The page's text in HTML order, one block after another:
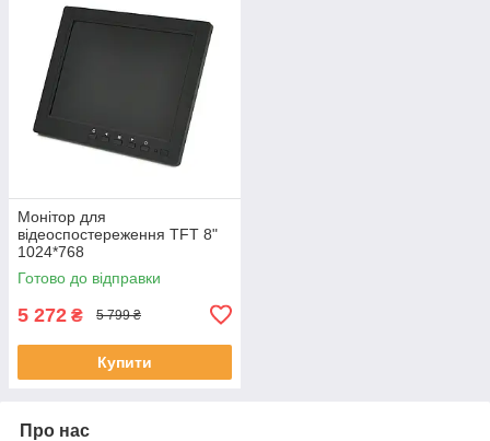
Монітор для
відеоспостереження TFT 8"
1024*768
(HDMI+VGA+BNC+AV), кут
огляду 360°, IPS, DC: 12V/1A,
Готово до відправки
5 272 ₴ 5 799 ₴
Купити
Про нас